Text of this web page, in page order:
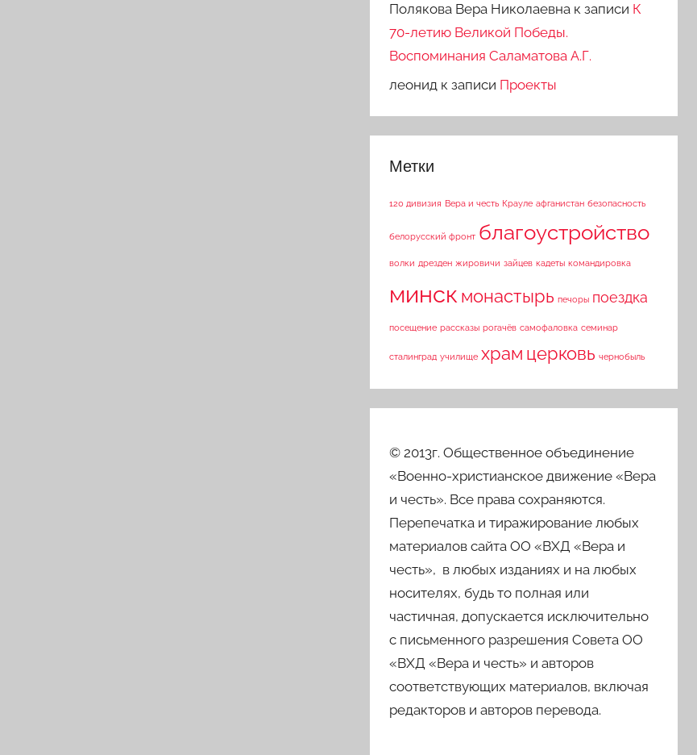
Полякова Вера Николаевна к записи К
70-летию Великой Победы.
Воспоминания Саламатова А.Г.
леонид к записи Проекты
Метки
120 дивизия Вера и честь Крауле афганистан безопасность
белорусский фронт благоустройство
волки дрезден жировичи зайцев кадеты командировка
минск монастырь печоры поездка
посещение рассказы рогачёв самофаловка семинар
сталинград училище храм церковь чернобыль
© 2013г. Общественное объединение
«Военно-христианское движение «Вера
и честь». Все права сохраняются.
Перепечатка и тиражирование любых
материалов сайта ОО «ВХД «Вера и
честь», в любых изданиях и на любых
носителях, будь то полная или
частичная, допускается исключительно
с письменного разрешения Совета ОО
«ВХД «Вера и честь» и авторов
соответствующих материалов, включая
редакторов и авторов перевода.